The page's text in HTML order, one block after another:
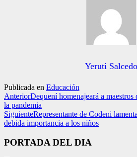
Yeruti Salcedo
Publicada en Educación
AnteriorDequení homenajeará a maestros
la pandemia
SiguienteRepresentante de Codeni
debida importancia a los niños
PORTADA DEL DIA